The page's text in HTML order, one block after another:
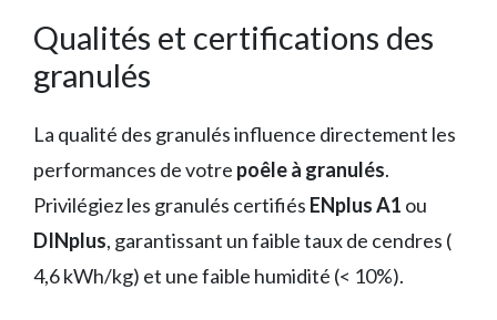
Qualités et certifications des
granulés
La qualité des granulés influence directement les
performances de votre poêle à granulés.
Privilégiez les granulés certifiés ENplus A1 ou
DINplus, garantissant un faible taux de cendres (
4,6 kWh/kg) et une faible humidité (< 10%).